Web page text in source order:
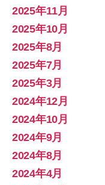
2025年11月
2025年10月
2025年8月
2025年7月
2025年3月
2024年12月
2024年10月
2024年9月
2024年8月
2024年4月